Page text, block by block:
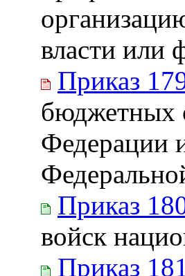
власти или
Приказ
бюджетных
Федерации
Приказ
войск
Приказ 181